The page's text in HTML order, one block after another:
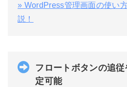
» WordPress管理画面の使い
説！
フロートボタンの追
定可能